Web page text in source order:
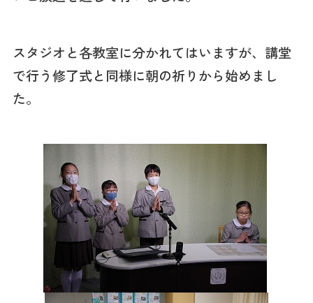
スタジオと各教室に分かれてはいますが、講堂
で行う修了式と同様に朝の祈りから始めまし
た。